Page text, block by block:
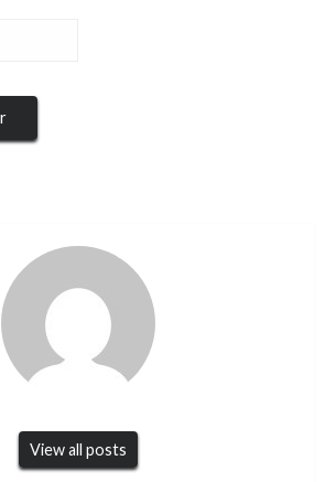
View all posts